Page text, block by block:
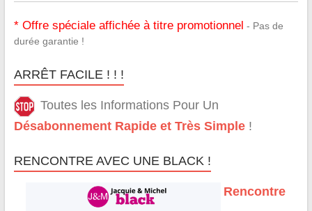
* Offre spéciale affichée à titre promotionnel - Pas de
durée garantie !
ARRÊT FACILE ! ! !
Toutes les Informations Pour Un
Désabonnement Rapide et Très Simple!
RENCONTRE AVEC UNE BLACK !
Rencontre